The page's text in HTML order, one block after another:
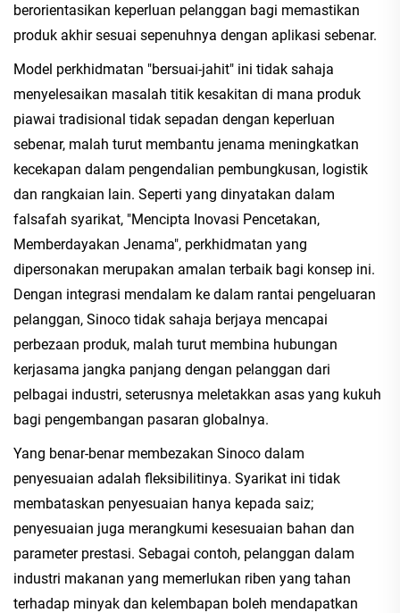
berorientasikan keperluan pelanggan bagi memastikan
produk akhir sesuai sepenuhnya dengan aplikasi sebenar.
Model perkhidmatan "bersuai-jahit" ini tidak sahaja
menyelesaikan masalah titik kesakitan di mana produk
piawai tradisional tidak sepadan dengan keperluan
sebenar, malah turut membantu jenama meningkatkan
kecekapan dalam pengendalian pembungkusan, logistik
dan rangkaian lain. Seperti yang dinyatakan dalam
falsafah syarikat, "Mencipta Inovasi Pencetakan,
Memberdayakan Jenama", perkhidmatan yang
dipersonakan merupakan amalan terbaik bagi konsep ini.
Dengan integrasi mendalam ke dalam rantai pengeluaran
pelanggan, Sinoco tidak sahaja berjaya mencapai
perbezaan produk, malah turut membina hubungan
kerjasama jangka panjang dengan pelanggan dari
pelbagai industri, seterusnya meletakkan asas yang kukuh
bagi pengembangan pasaran globalnya.
Yang benar-benar membezakan Sinoco dalam
penyesuaian adalah fleksibilitinya. Syarikat ini tidak
membataskan penyesuaian hanya kepada saiz;
penyesuaian juga merangkumi kesesuaian bahan dan
parameter prestasi. Sebagai contoh, pelanggan dalam
industri makanan yang memerlukan riben yang tahan
terhadap minyak dan kelembapan boleh mendapatkan